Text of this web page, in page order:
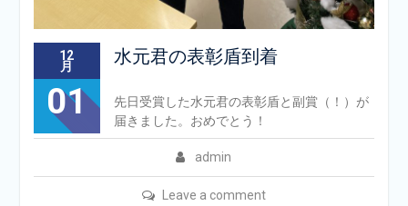
12
月
01
水元君の表彰盾到着
admin
Leave a comment
先日受賞した水元君の表彰盾と副賞（！）が
届きました。おめでとう！